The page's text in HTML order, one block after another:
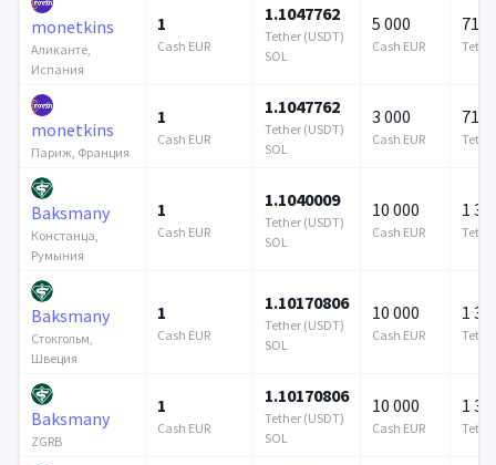
monetkins
Аликанте,
Испания
1
Cash EUR
1.1047762
Tether (USDT)
SOL
5 000
Cash EUR
715
monetkins
Париж, Франция
1
Cash EUR
1.1047762
Tether (USDT)
SOL
3 000
Cash EUR
715
Baksmany
Констанца,
Румыния
1
Cash EUR
1.1040009
Tether (USDT)
SOL
10 000
Cash EUR
1
Baksmany
Стокгольм,
Швеция
1
Cash EUR
1.10170806
Tether (USDT)
SOL
10 000
Cash EUR
1
Baksmany
ZGRB
1
Cash EUR
1.10170806
Tether (USDT)
SOL
10 000
Cash EUR
1